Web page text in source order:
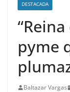
DESTACADA
pyme
Baltazar Vargas